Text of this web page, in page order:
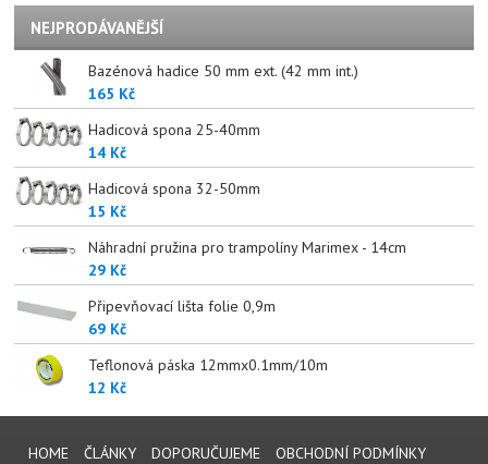
NEJPRODÁVANĚJŠÍ
Bazénová hadice 50 mm ext. (42 mm int.)
165 Kč
Hadicová spona 25-40mm
14 Kč
Hadicová spona 32-50mm
15 Kč
Náhradní pružina pro trampolíny Marimex - 14cm
29 Kč
Připevňovací lišta folie 0,9m
69 Kč
Teflonová páska 12mmx0.1mm/10m
12 Kč
HOME ČLÁNKY DOPORUČUJEME
OBCHODNÍ PODMÍNKY